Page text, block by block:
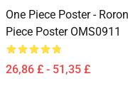
One Piece Poster -
Piece Poster OMS0911
26,86 £ - 51,35 £